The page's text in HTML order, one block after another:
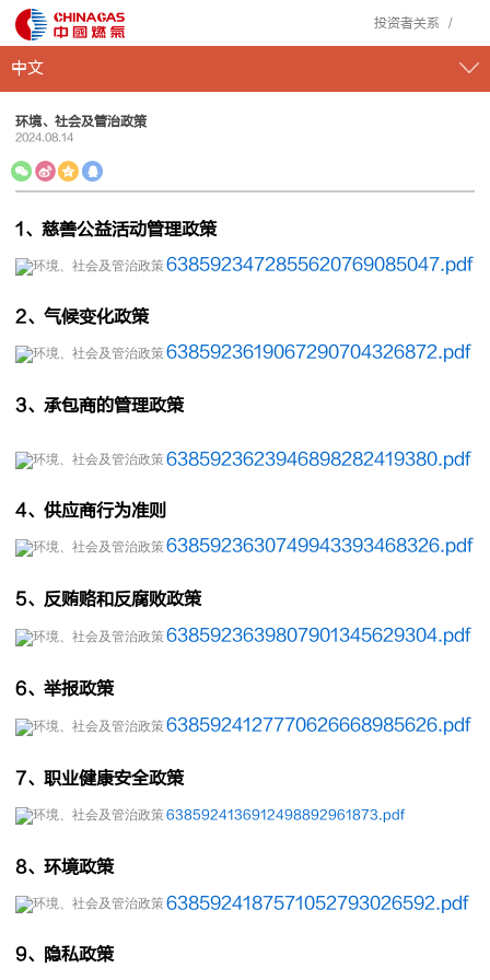
投资者关系
中文
环境、社会及管治政策
2024.08.14
1、慈善公益活动管理政策
6385923472855620769085047.pdf
2、气候变化政策
6385923619067290704326872.pdf
3、承包商的管理政策
6385923623946898282419380.pdf
4、供应商行为准则
6385923630749943393468326.pdf
5、反贿赂和反腐败政策
6385923639807901345629304.pdf
6、举报政策
6385924127770626668985626.pdf
7、职业健康安全政策
6385924136912498892961873.pdf
8、环境政策
6385924187571052793026592.pdf
9、隐私政策